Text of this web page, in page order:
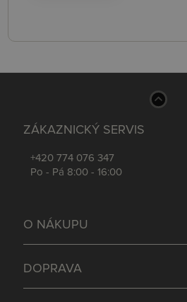
ZÁKAZNICKÝ SERVIS
+420 774 076 347
Po - Pá 8:00 - 16:00
O NÁKUPU
DOPRAVA